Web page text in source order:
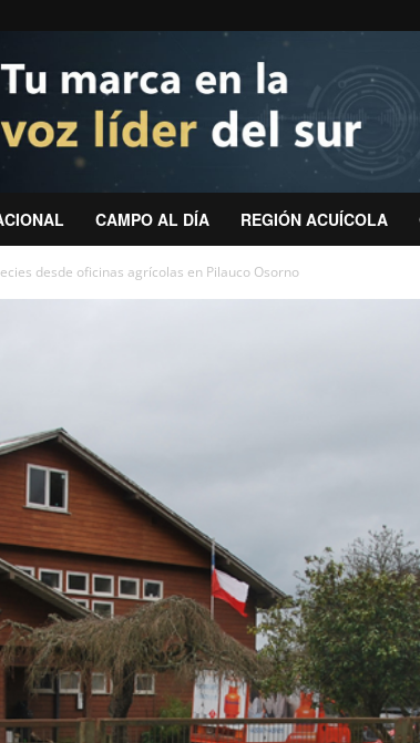
CAMPO AL DÍA REGIÓN ACUÍCOLA
desde oficinas agrícolas en Pilauco Osorno